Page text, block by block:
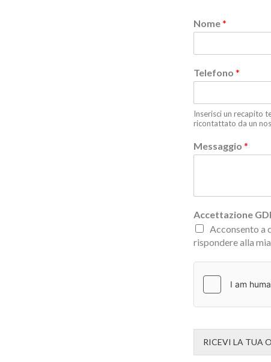
Nome*
Telefono *
Inserisci un recapito
ricontattato da un
Messaggio *
Accettazione
Acconsento a
rispondere alla
RICEVI LA TUA